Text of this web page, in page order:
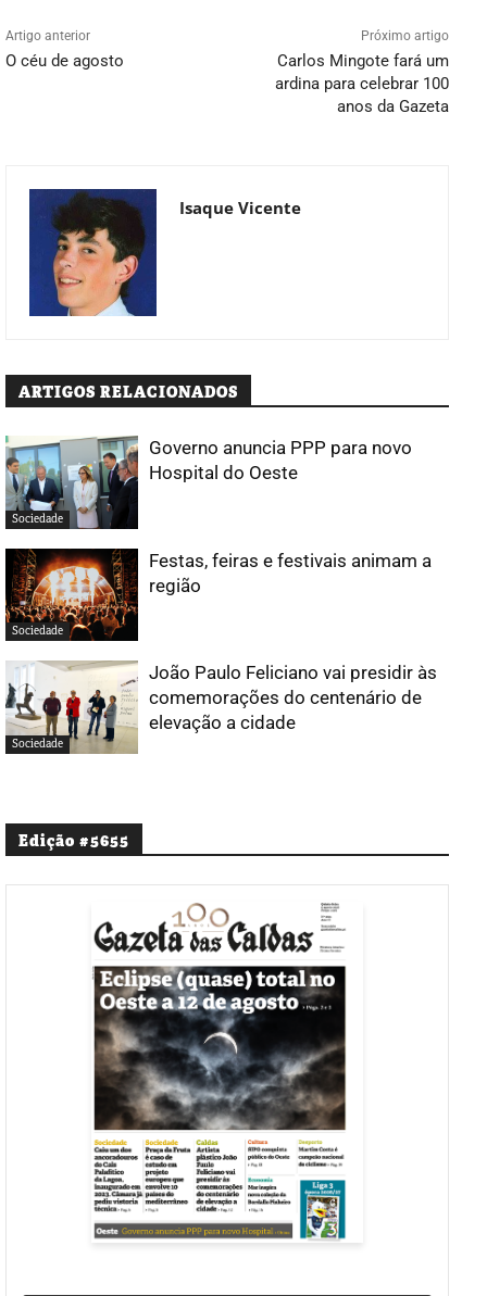
Artigo anterior
O céu de agosto
Próximo artigo
Carlos Mingote fará um
ardina para celebrar 100
anos da Gazeta
Isaque Vicente
ARTIGOS RELACIONADOS
Sociedade
Governo anuncia PPP para novo
Hospital do Oeste
Sociedade
Festas, feiras e festivais animam a
região
Sociedade
João Paulo Feliciano vai presidir às
comemorações do centenário de
elevação a cidade
Edição #5655